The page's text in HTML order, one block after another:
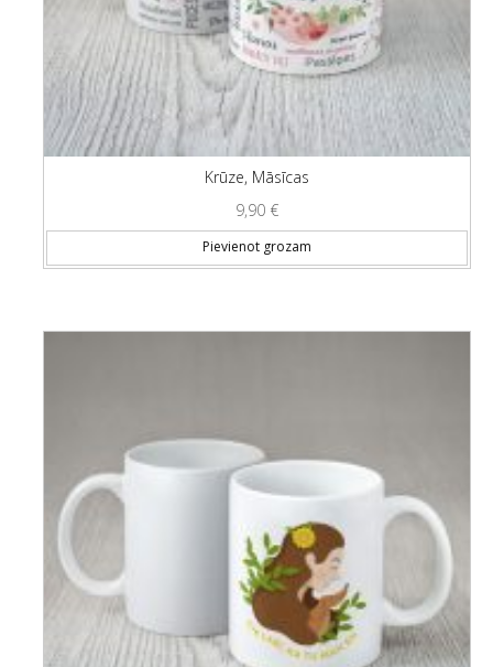
Krūze, Māsīcas
9,90 €
Pievienot grozam